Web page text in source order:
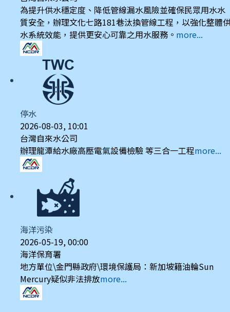
為提升供水穩定度、降低管線漏水風險並確保民眾用水水
質安全，辦理文化七路181巷汰換管線工程，以強化整體
水系統效能，提供更安心可靠之用水服務。 more...
停水
2026-08-03, 10:01
台灣自來水公司
辦理龍潭給水廠高壓電氣設備檢驗 等三合一工程more...
海洋污染
2026-05-19, 00:00
海洋保育署
地方單位\金門縣政府\環境保護局：新加坡籍油輪Sun
Mercury疑似非法排放more...